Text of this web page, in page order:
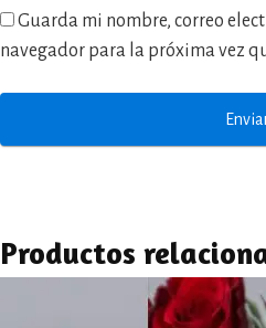
Guarda mi nombre, correo
navegador para la próxima vez
Productos